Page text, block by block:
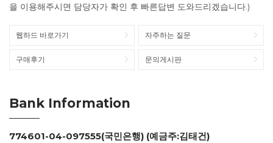
을 이용해주시면 담당자가 확인 후 빠른답변 도와드리겠습니다.)
웹하드 바로가기 자주하는 질문
구매후기 문의게시판
Bank Information
774601-04-097555(국민은행) (예금주:김태건)